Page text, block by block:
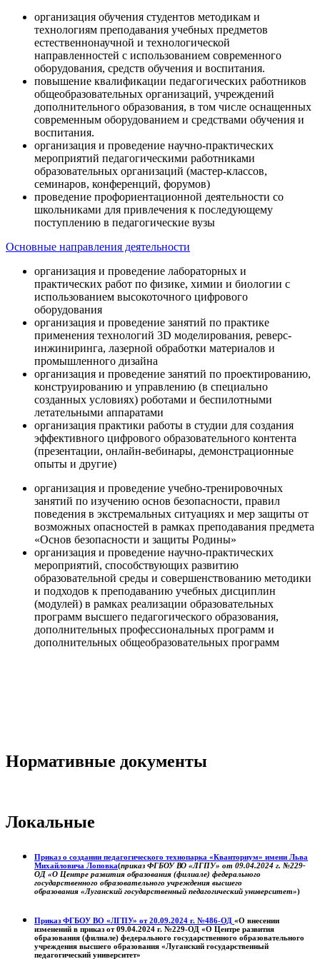
организация обучения студентов методикам и
технологиям преподавания учебных предметов
естественнонаучной и технологической
направленностей с использованием современного
оборудования, средств обучения и воспитания.
повышение квалификации педагогических работников
общеобразовательных организаций, учреждений
дополнительного образования, в том числе оснащенных
современным оборудованием и средствами обучения и
воспитания.
организация и проведение научно-практических
мероприятий педагогическими работниками
образовательных организаций (мастер-классов,
семинаров, конференций, форумов)
проведение профориентационной деятельности со
школьниками для привлечения к последующему
поступлению в педагогические вузы
Основные направления деятельности
организация и проведение лабораторных и
практических работ по физике, химии и биологии с
использованием высокоточного цифрового
оборудования
организация и проведение занятий по практике
применения технологий 3D моделирования, реверс-
инжиниринга, лазерной обработки материалов и
промышленного дизайна
организация и проведение занятий по проектированию,
конструированию и управлению (в специально
созданных условиях) роботами и беспилотными
летательными аппаратами
организация практики работы в студии для создания
эффективного цифрового образовательного контента
(презентации, онлайн-вебинары, демонстрационные
опыты и другие)
организация и проведение учебно-тренировочных
занятий по изучению основ безопасности, правил
поведения в экстремальных ситуациях и мер защиты от
возможных опасностей в рамках преподавания предмета
«Основ безопасности и защиты Родины»
организация и проведение научно-практических
мероприятий, способствующих развитию
образовательной среды и совершенствованию методики
и подходов к преподаванию учебных дисциплин
(модулей) в рамках реализации образовательных
программ высшего педагогического образования,
дополнительных профессиональных программ и
дополнительных общеобразовательных программ
Нормативные документы
Локальные
Приказ о создании педагогического технопарка «Кванториум» имени Льва
Михайловича Лоповка(приказ ФГБОУ ВО «ЛГПУ» от 09.04.2024 г. №229-
ОД «О Центре развития образования (филиале) федерального
государственного образовательного учреждения высшего
образования «Луганский государственный педагогический университет»)
Приказ ФГБОУ ВО «ЛГПУ» от 20.09.2024 г. №486-ОД «О внесении
изменений в приказ от 09.04.2024 г. №229-ОД «О Центре развития
образования (филиале) федерального государственного образовательного
учреждения высшего образования «Луганский государственный
педагогический университет»